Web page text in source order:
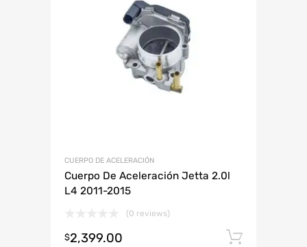
CUERPO DE ACELERACIÓN
Cuerpo De Aceleración Jetta 2.0l
L4 2011-2015
(0 reviews)
$2,399.00